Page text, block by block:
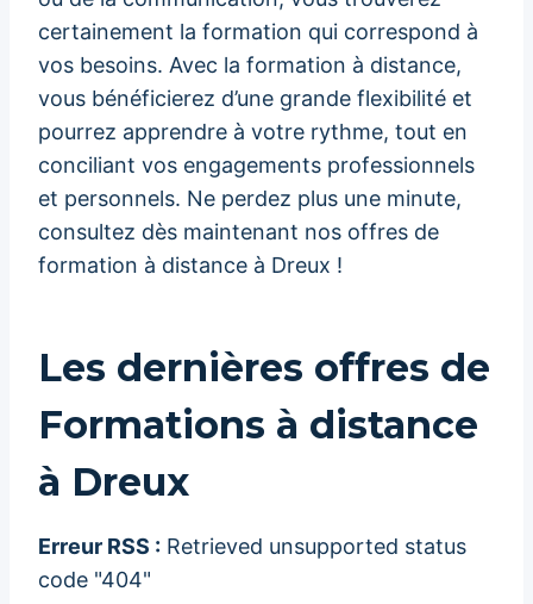
certainement la formation qui correspond à
vos besoins. Avec la formation à distance,
vous bénéficierez d’une grande flexibilité et
pourrez apprendre à votre rythme, tout en
conciliant vos engagements professionnels
et personnels. Ne perdez plus une minute,
consultez dès maintenant nos offres de
formation à distance à Dreux !
Les dernières offres de
Formations à distance
à Dreux
Erreur RSS : Retrieved unsupported status
code "404"